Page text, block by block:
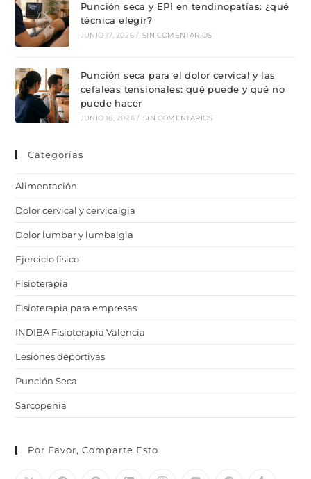
Punción seca y EPI en tendinopatías: ¿qué
técnica elegir?
JUNIO 17, 2026 / SIN COMENTARIOS
Punción seca para el dolor cervical y las
cefaleas tensionales: qué puede y qué no
puede hacer
JUNIO 16, 2026 / SIN COMENTARIOS
Categorías
Alimentación
Dolor cervical y cervicalgia
Dolor lumbar y lumbalgia
Ejercicio físico
Fisioterapia
Fisioterapia para empresas
INDIBA Fisioterapia Valencia
Lesiones deportivas
Punción Seca
Sarcopenia
Por Favor, Comparte Esto